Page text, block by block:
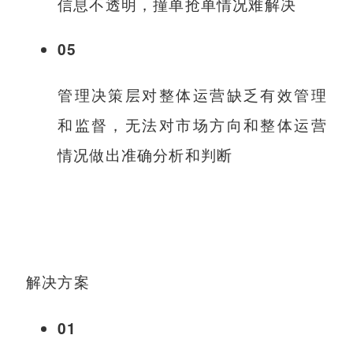
05
管理决策层对整体运营缺乏有效管理
和监督，无法对市场方向和整体运营
情况做出准确分析和判断
解决方案
01